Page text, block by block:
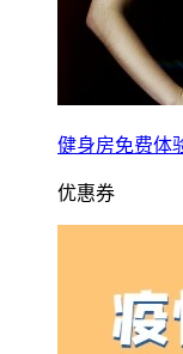
健身房免费体
优惠券